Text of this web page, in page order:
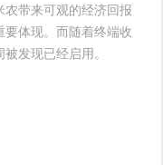
带来可观的经济回报
要体现。而随着终端收
发现已经启用。